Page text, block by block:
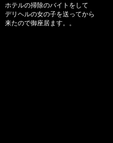
ホテルの掃除のバイトをして
デリヘルの女の子を送ってから
来たので御座居ます。。